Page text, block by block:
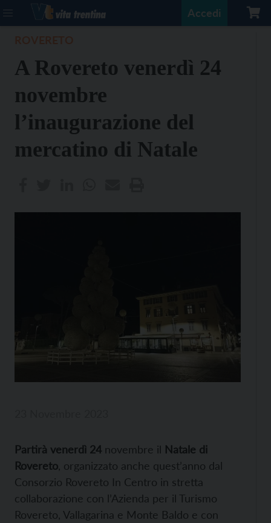
Accedi
A Rovereto venerdì 24
novembre
l’inaugurazione del
mercatino di Natale
Partirà venerdì 24 novembre il Natale di
Rovereto , organizzato anche quest’anno dal
Consorzio Rovereto In Centro in stretta
collaborazione con l’Azienda per il Turismo
Rovereto, Vallagarina e Monte Baldo e con